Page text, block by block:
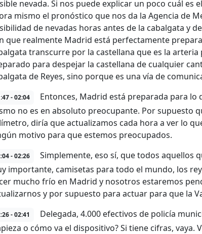
nevada. Si nos puede explicar un poco cuál es
mismo el pronóstico que nos da la Agencia de
de nevadas horas antes de la cabalgata y
que realmente Madrid está perfectamente
transcurre por la castellana que es la
para despejar la castellana de cualquier
de Reyes, sino porque es una vía de
- 02:04
Entonces, Madrid está preparada para lo
no es en absoluto preocupante. Por supuesto
diría que actualizamos cada hora a ver lo
motivo para que estemos preocupados.
- 02:26
Simplemente, eso sí, que todos aquellos
importante, camisetas para todo el mundo, los
mucho frío en Madrid y nosotros estaremos
y por supuesto para actuar para que la
- 02:41
Delegada, 4.000 efectivos de policía
o cómo va el dispositivo? Si tiene cifras,